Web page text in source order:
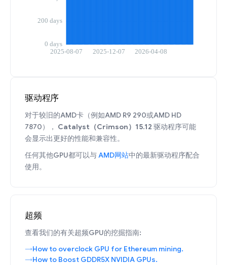
驱动程序
对于较旧的AMD卡（例如AMD R9 290或AMD HD
7870）， Catalyst（Crimson）15.12 驱动程序可能
会显示出更好的性能和兼容性。
任何其他GPU都可以与AMD网站中的最新驱动程序配合
使用。
超频
查看我们的有关超频GPU的挖掘指南:
How to overclock GPU for Ethereum mining.
How to Boost GDDR5X NVIDIA GPUs.